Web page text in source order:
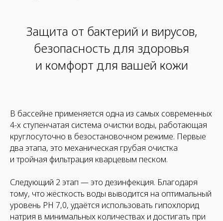
Защита от бактерий и вирусов,
безопасность для здоровья
и комфорт для вашей кожи
В бассейне применяется одна из самых современных
4-х ступенчатая система очистки воды, работающая
круглосуточно в безостановочном режиме. Первые
два этапа, это механическая грубая очистка
и тройная фильтрация кварцевым песком.
Следующий 2 этап — это дезинфекция. Благодаря
тому, что жёсткость воды выводится на оптимальный
уровень PH 7,0, удаётся использовать гипохлорид
натрия в минимальных количествах и достигать при